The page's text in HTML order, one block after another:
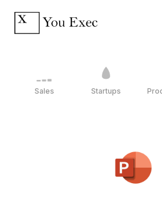
Sales Startups